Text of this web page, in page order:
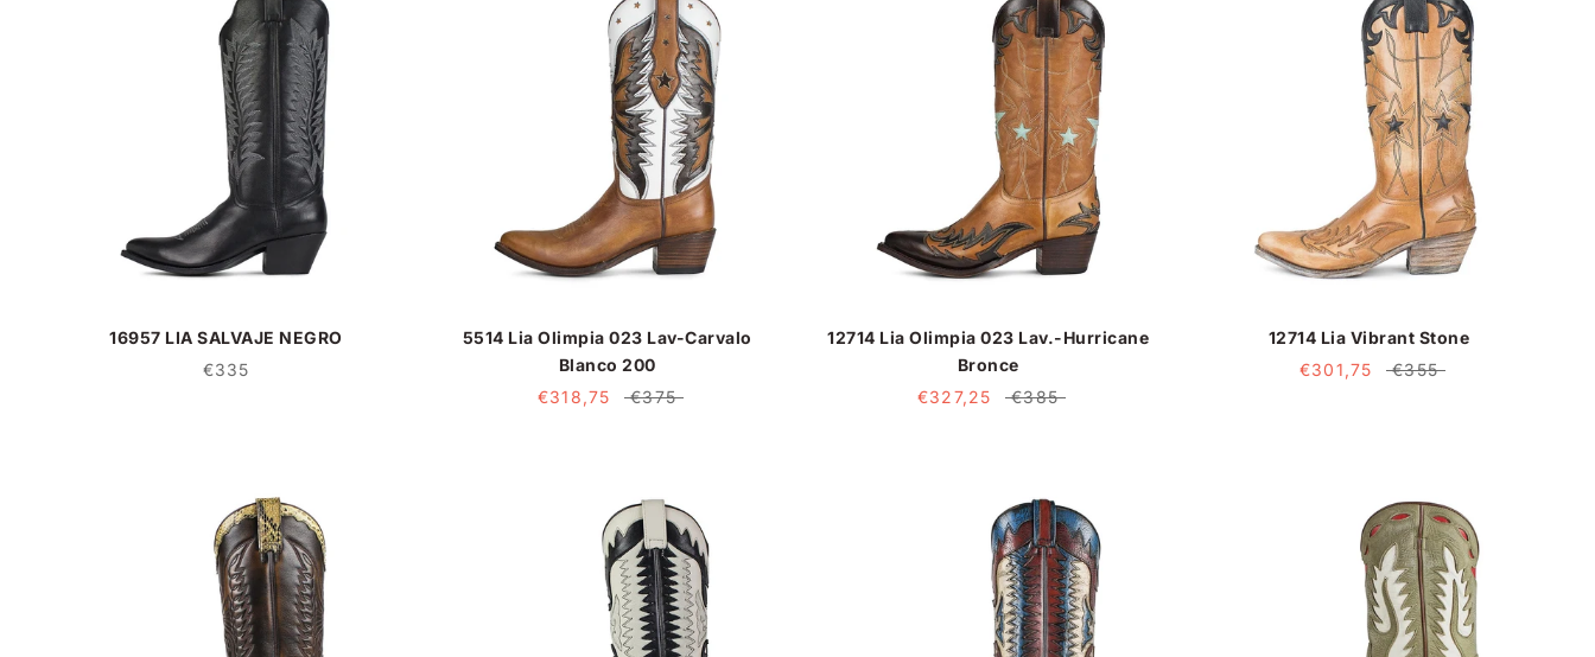
16957 LIA SALVAJE NEGRO
€335
5514 Lia Olimpia 023 Lav-Carvalo
Blanco 200
€318,75
€375
12714 Lia Olimpia 023 Lav.-Hurricane
Bronce
€327,25
€385
12714 Lia Vibrant Stone
€301,75
€355